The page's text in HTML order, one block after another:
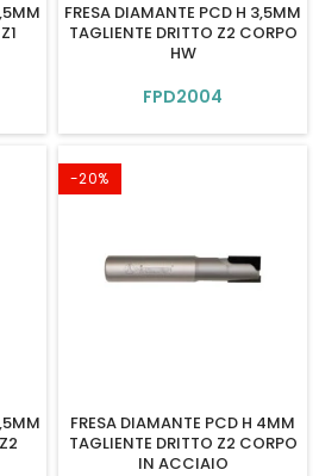
FRESA DIAMANTE PCD H 3,5MM
TAGLIENTE DRITTO Z2 CORPO
HW
FPD2004
-20%
FRESA DIAMANTE PCD H 4MM
TAGLIENTE DRITTO Z2 CORPO
IN ACCIAIO